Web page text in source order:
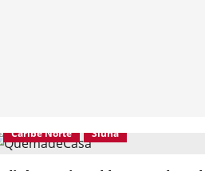
Caribe Norte Siuna